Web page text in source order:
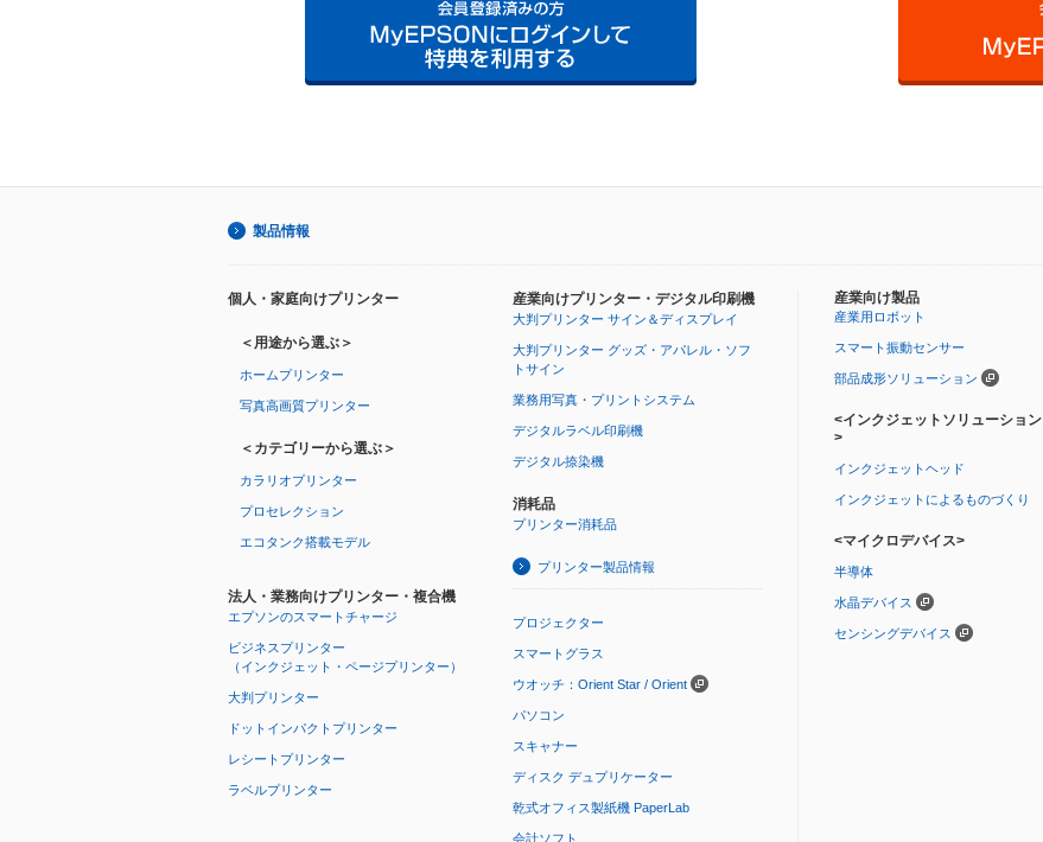
製品情報
個人・家庭向けプリンター
＜用途から選ぶ＞
ホームプリンター
写真高画質プリンター
＜カテゴリーから選ぶ＞
カラリオプリンター
プロセレクション
エコタンク搭載モデル
法人・業務向けプリンター・複合機
エプソンのスマートチャージ
ビジネスプリンター
（インクジェット・ページプリンター）
大判プリンター
ドットインパクトプリンター
レシートプリンター
ラベルプリンター
産業向けプリンター・デジタル印刷機
大判プリンター サイン＆ディスプレイ
大判プリンター グッズ・アパレル・ソフ
トサイン
業務用写真・プリントシステム
デジタルラベル印刷機
デジタル捺染機
消耗品
プリンター消耗品
プリンター製品情報
プロジェクター
スマートグラス
ウオッチ：Orient Star / Orient
パソコン
スキャナー
ディスク デュプリケーター
乾式オフィス製紙機 PaperLab
会計ソフト
産業向け製品
産業用ロボット
スマート振動センサー
部品成形ソリューション
<インクジェットソリューション
>
インクジェットヘッド
インクジェットによるものづくり
<マイクロデバイス>
半導体
水晶デバイス
センシングデバイス